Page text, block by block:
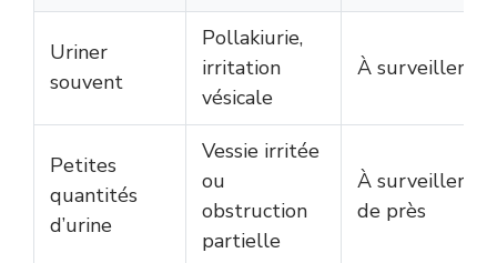
Uriner
souvent
Pollakiurie,
irritation
vésicale
À surveiller
Petites
quantités
d’urine
Vessie irritée
ou
obstruction
partielle
À surveiller
de près